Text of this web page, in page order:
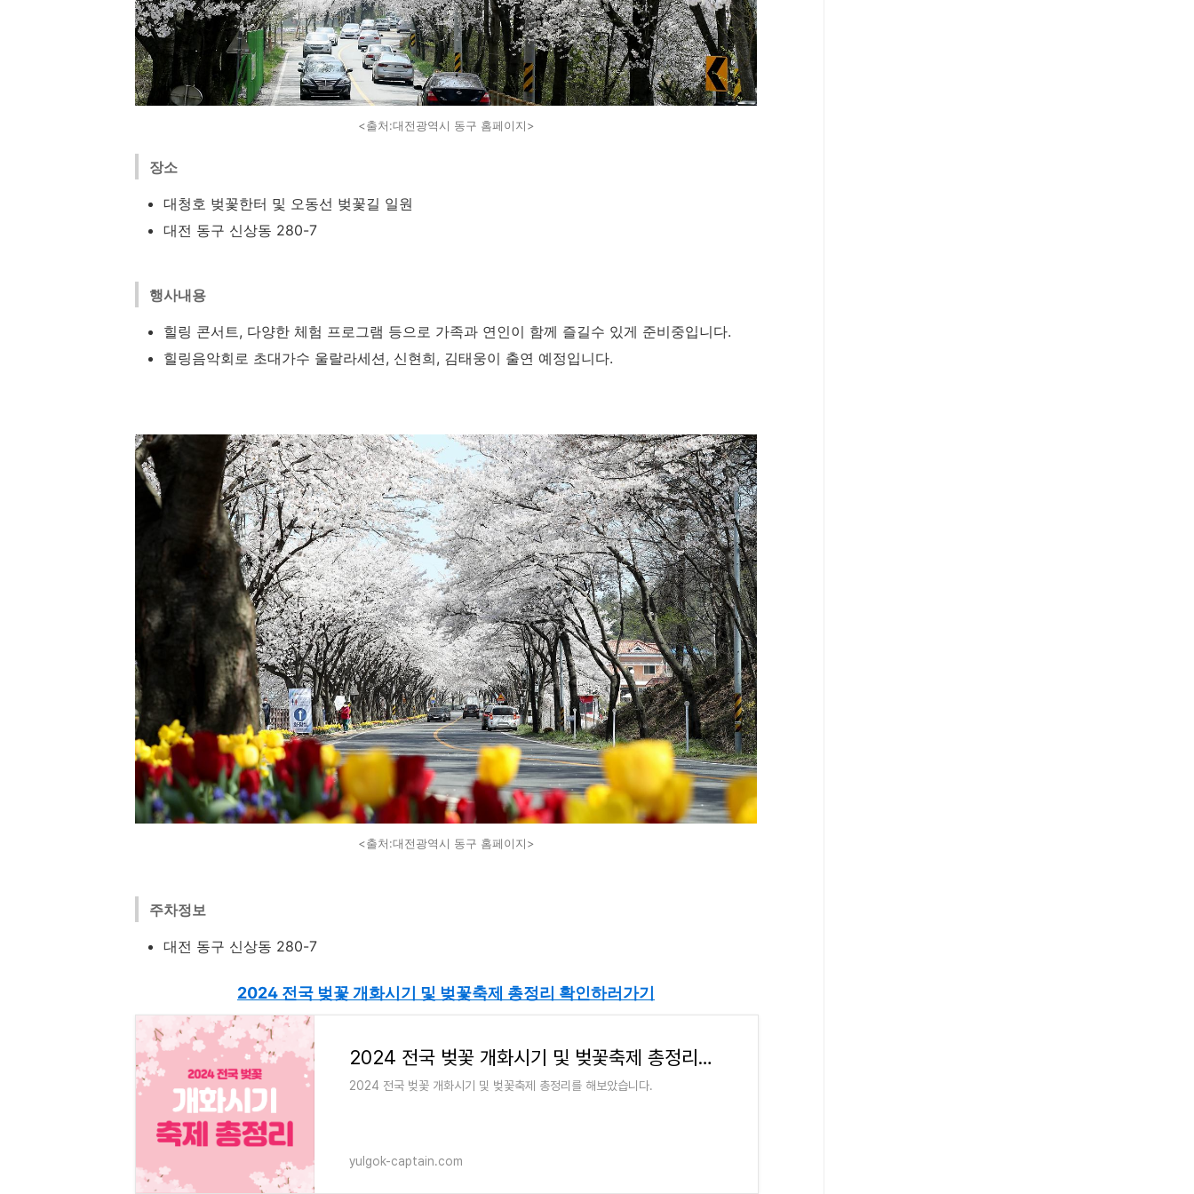
<출처:대전광역시 동구 홈페이지>
장소
대청호 벚꽃한터 및 오동선 벚꽃길 일원
대전 동구 신상동 280-7
행사내용
힐링 콘서트, 다양한 체험 프로그램 등으로 가족과 연인이 함께 즐길수 있게 준비중입니다.
힐링음악회로 초대가수 울랄라세션, 신현희, 김태웅이 출연 예정입니다.
<출처:대전광역시 동구 홈페이지>
주차정보
대전 동구 신상동 280-7
2024 전국 벚꽃 개화시기 및 벚꽃축제 총정리 확인하러가기
2024 전국 벚꽃 개화시기 및 벚꽃축제 총정리 - 율곡 정보장터
2024 전국 벚꽃 개화시기 및 벚꽃축제 총정리를 해보았습니다.
yulgok-captain.com